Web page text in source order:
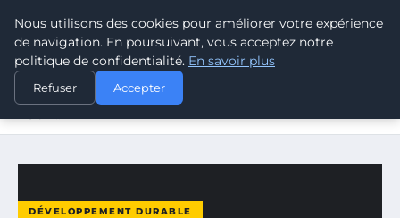
CLIMATE GUARDIAN
ACCUEIL
DÉVELOPPEMENT DURABLE
VALORISATION DES DÉCHETS : STRATÉGIES INNOVANTES
DÉVELOPPEMENT DURABLE
Nous utilisons des cookies pour améliorer votre expérience
de navigation. En poursuivant, vous acceptez notre
politique de confidentialité. En savoir plus
Refuser Accepter